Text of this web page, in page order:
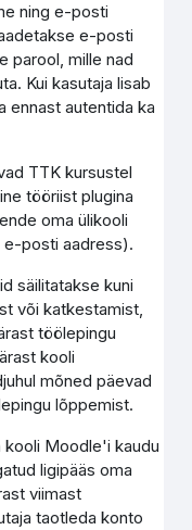
ning e-posti
e-posti
parool, mille nad
Kui kasutaja lisab
ennast autentida ka
TTK kursustel
tööriist plugina
oma ülikooli
e-posti aadress).
säilitatakse kuni
või katkestamist,
töölepingu
kooli
mõned päevad
lõppemist.
kooli Moodle'i kaudu
ligipääs oma
viimast
taotleda konto